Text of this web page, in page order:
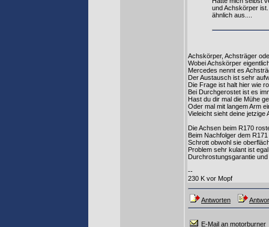
und Achskörper
ähnlich aus....
Achskörper, Achsträger
Wobei Achskörper
Mercedes nennt es
Der Austausch ist sehr
Die Frage ist halt hier wie
Bei Durchgerostet ist es
Hast du dir mal die Mühe
Oder mal mit langem Arm
Vieleicht sieht deine
Die Achsen beim R170
Beim Nachfolger dem
Schrott obwohl sie
Problem sehr kulant ist
Durchrostungsgarantie
--
230 K vor Mopf
Antworten
E-Mail an motorburner